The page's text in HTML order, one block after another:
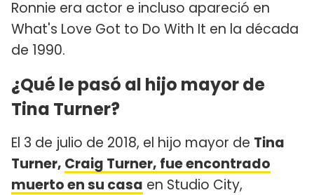
Ronnie era actor e incluso apareció en
What's Love Got to Do With It en la década
de 1990.
¿Qué le pasó al hijo mayor de
Tina Turner?
El 3 de julio de 2018, el hijo mayor de Tina
Turner, Craig Turner, fue encontrado
muerto en su casa en Studio City,